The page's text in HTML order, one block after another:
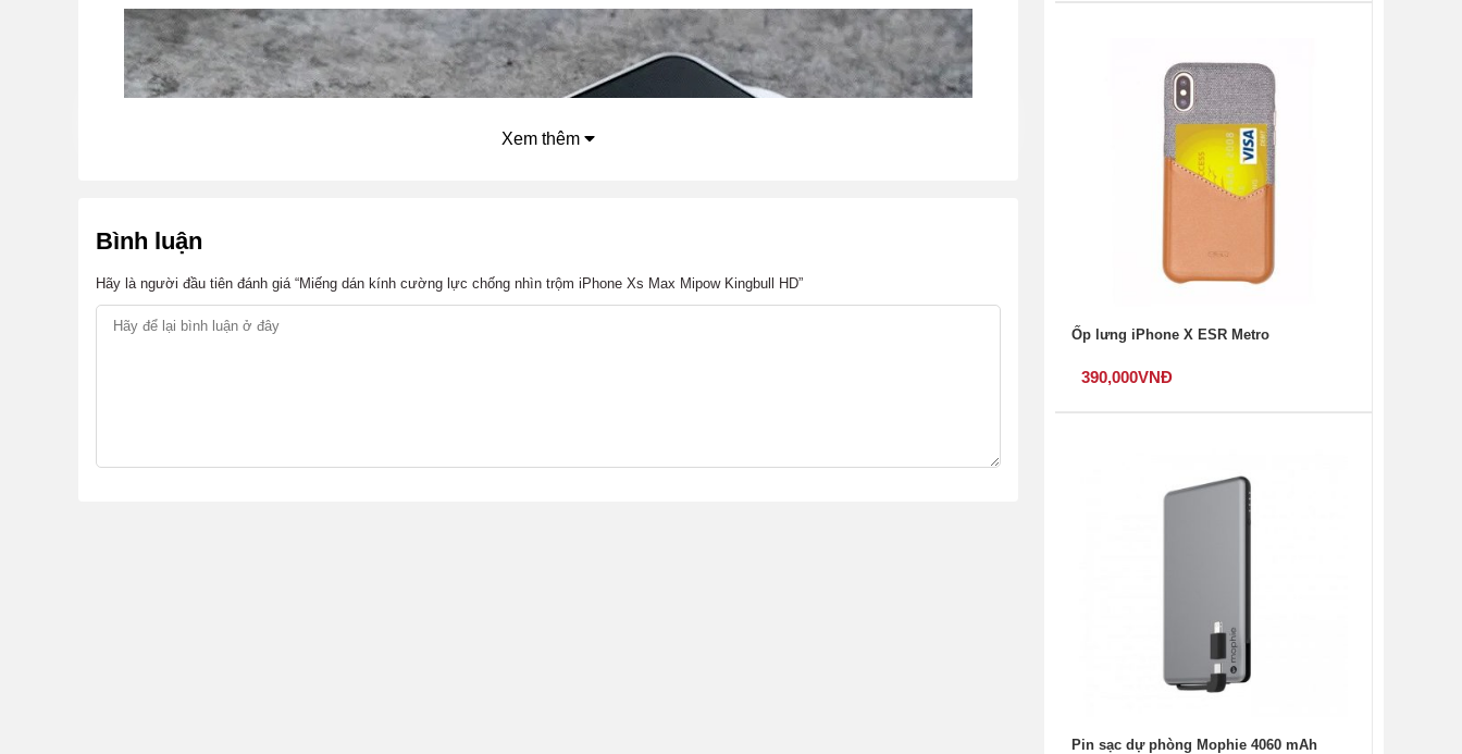
Xem thêm
Bình luận
Hãy là người đầu tiên đánh giá “Miếng dán kính cường lực chống nhìn trộm iPhone Xs Max Mipow Kingbull HD”
Ốp lưng iPhone X ESR Metro
390,000VNĐ
Pin sạc dự phòng Mophie 4060 mAh